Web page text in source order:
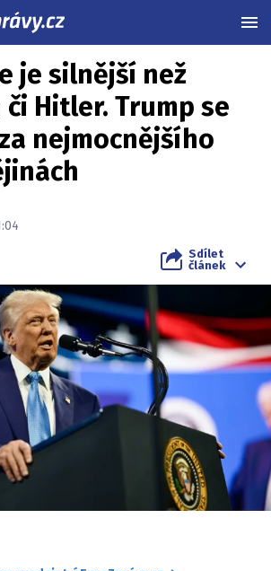
je silnější než
Hitler. Trump se
nejmocnějšího
Sdílet
článek